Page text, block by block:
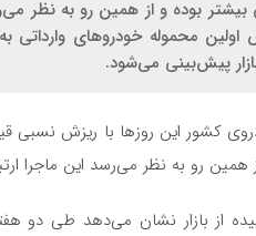
بیشتر بوده و از همین رو به نظر
محموله خودروهای وارداتی
پیش‌بینی می‌شود.
کشور این روزها با ریزش نسبی
همین رو به نظر می‌رسد این ماجرا
از بازار نشان می‌دهد طی دو